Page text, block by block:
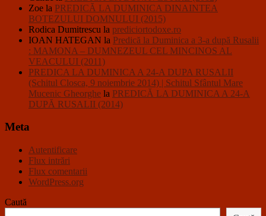
Zoe la PREDICĂ LA DUMINICA DINAINTEA
BOTEZULUI DOMNULUI (2015)
Rodica Dumitrescu la prediciortodoxe.ro
IOAN HATEGAN la Predică la Duminica a 3-a după Rusalii
: MAMONA – DUMNEZEUL CEL MINCINOS AL
VEACULUI (2011)
PREDICA LA DUMINICA A 24-A DUPA RUSALII
(Schitul Closca, 9 noiembrie 2014) | Schitul Sfântul Mare
Mucenic Gheorghe la PREDICĂ LA DUMINICA A 24-A
DUPĂ RUSALII (2014)
Meta
Autentificare
Flux intrări
Flux comentarii
WordPress.org
Caută